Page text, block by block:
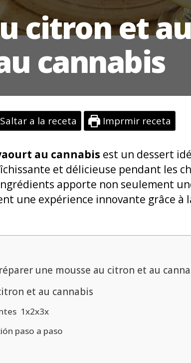
citron et
cannabis
Saltar a la receta Imprmir receta
au cannabis est un dessert
et délicieuse pendant les
apporte non seulement
une expérience innovante grâce à
une mousse au citron et au
et au cannabis
1x2x3x
paso a paso